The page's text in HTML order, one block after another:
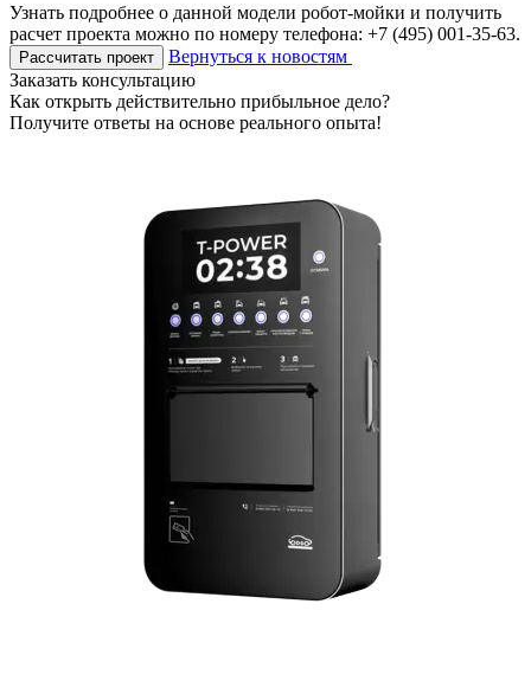
Узнать подробнее о данной модели робот-мойки и получить
расчет проекта можно по номеру телефона: +7 (495) 001-35-63.
Рассчитать проект
Вернуться к новостям
Заказать консультацию
Как открыть действительно прибыльное дело?
Получите ответы на основе реального опыта!